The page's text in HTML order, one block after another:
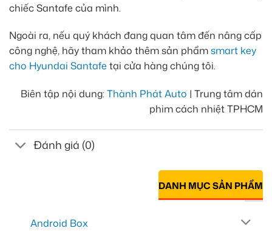
chiếc Santafe của mình.
Ngoài ra, nếu quý khách đang quan tâm đến nâng cấp
công nghệ, hãy tham khảo thêm sản phẩmsmart key
cho Hyundai Santafe tại cửa hàng chúng tôi.
Biên tập nội dung:Thành Phát Auto | Trung tâm dán
phim cách nhiệt TPHCM
Đánh giá (0)
DANH MỤC SẢN PHẨM
Android Box